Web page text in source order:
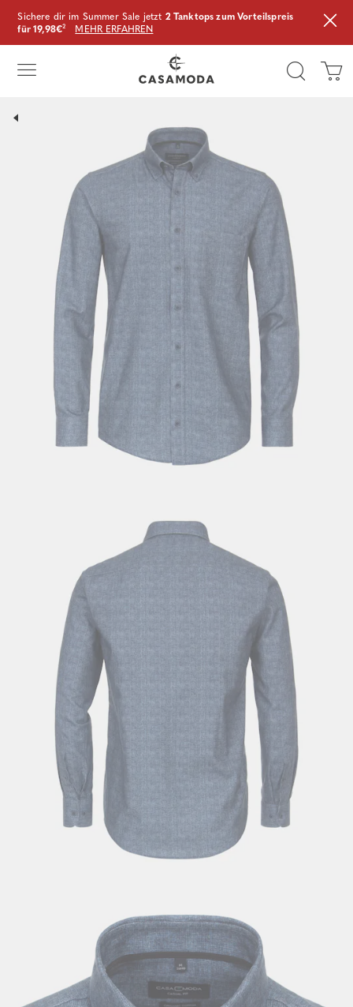
Sichere dir im Summer Sale jetzt 2 Tanktops zum Vorteilspreis
für 19,98€² MEHR ERFAHREN